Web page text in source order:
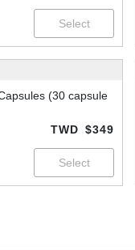
(30 capsule
TWD $349